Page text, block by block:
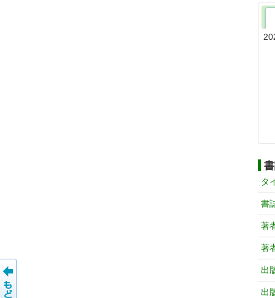
タ
書
著
著
出
出